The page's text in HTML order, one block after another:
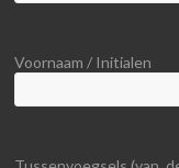
Voornaam / Initialen